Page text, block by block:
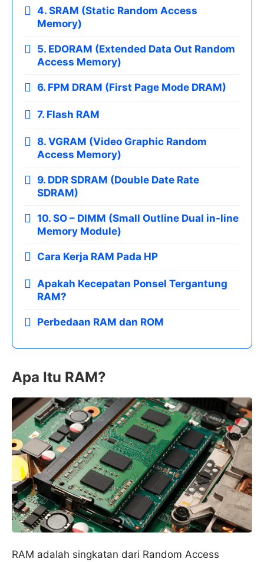
4. SRAM (Static Random Access
Memory)
5. EDORAM (Extended Data Out Random
Access Memory)
6. FPM DRAM (First Page Mode DRAM)
7. Flash RAM
8. VGRAM (Video Graphic Random
Access Memory)
9. DDR SDRAM (Double Date Rate
SDRAM)
10. SO – DIMM (Small Outline Dual in-line
Memory Module)
Cara Kerja RAM Pada HP
Apakah Kecepatan Ponsel Tergantung
RAM?
Perbedaan RAM dan ROM
Apa Itu RAM?
RAM adalah singkatan dari Random Access